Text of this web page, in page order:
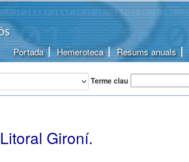
Portada Hemeroteca Resums anuals
Terme clau
Gironí.